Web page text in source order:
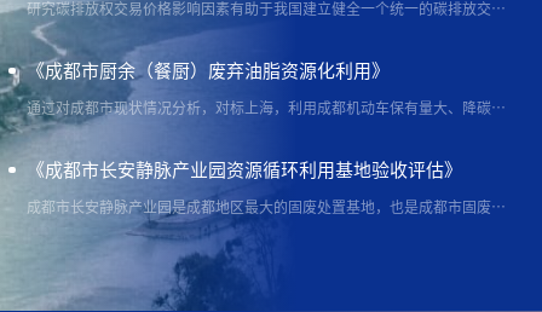
研究碳排放权交易价格影响因素有助于我国建立健全一个统一的碳排放交易市场，实现碳达峰碳中和的长远目标。文章选取了2014年3月到2024年3月的北京、上海、深圳、广东、湖北市场碳排放权作为研究对象，研究各因素对其碳排放权交易价格的影响。通过多元回归分析，发现上海、湖北、广东三地可以通过模型整体显著性假设，拟合程度较好。通过研究相关系数，发现天然气、PMI与碳排放权负相关，煤、石油价格与三地碳排放权交易价格正相关。在此研究基础上本文建议应完善碳排放权市场机制，建立一个全国统一的碳排放权交易市场，鼓励
《成都市厨余（餐厨）废弃油脂资源化利用》
通过对成都市现状情况分析，对标上海，利用成都机动车保有量大、降碳需求迫切的内在诱因，结合成都市厨余（餐厨）垃圾中废弃油脂含量高以及成都市“四大结构”优化调整的需求，进一步探索废弃油脂的高值化利用，利用后端附加值的提高，反哺前端环节，在推动成都市生活垃圾分类的基础上，实现减污降碳的双重目标。该策划项目已被列入成都市2023年度优秀策划储备项目。
《成都市长安静脉产业园资源循环利用基地验收评估》
成都市长安静脉产业园是成都地区最大的固废处置基地，也是成都市固废处置的重要兜底设施，该基地内涵盖生活垃圾处置、危险废弃物处置、餐厨垃圾处置、渗滤液处理、填埋气资源化利用等多处设施。自评估报告在综合分析各项设施物质流、能源流的基础上，客观评价了基地的建设成果及功效，建设性地提出了对基地内减碳效果的经济变现途径，提出探索基地内构建“隔墙售电”、CCUS利用等措施，为基地的建设评估及后续完善提升提出了建设性的意见。